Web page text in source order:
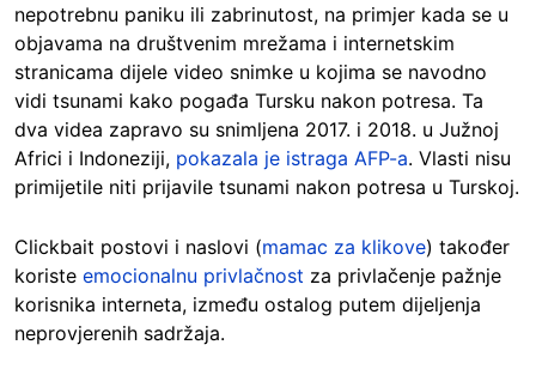
nepotrebnu paniku ili zabrinutost, na primjer kada se u
objavama na društvenim mrežama i internetskim
stranicama dijele video snimke u kojima se navodno
vidi tsunami kako pogađa Tursku nakon potresa. Ta
dva videa zapravo su snimljena 2017. i 2018. u Južnoj
Africi i Indoneziji, pokazala je istraga AFP-a. Vlasti nisu
primijetile niti prijavile tsunami nakon potresa u Turskoj.
Clickbait postovi i naslovi (mamac za klikove) također
koriste emocionalnu privlačnost za privlačenje pažnje
korisnika interneta, između ostalog putem dijeljenja
neprovjerenih sadržaja.